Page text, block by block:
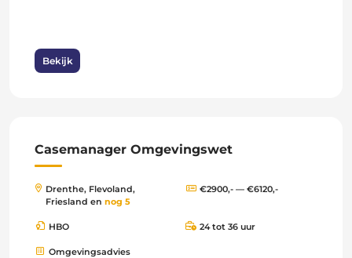
Bekijk
Casemanager Omgevingswet
Drenthe, Flevoland,
Friesland en nog 5
€2900,- — €6120,-
HBO 24 tot 36 uur
Omgevingsadvies